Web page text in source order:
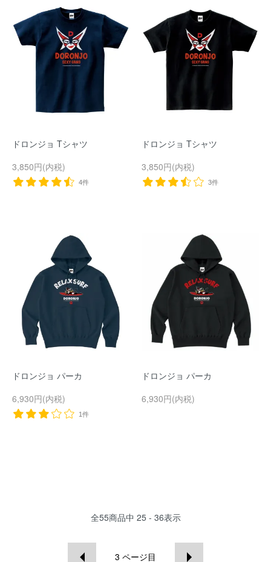
ドロンジョ Tシャツ
3,850円(内税)
4件
ドロンジョ Tシャツ
3,850円(内税)
3件
ドロンジョ パーカ
6,930円(内税)
1件
ドロンジョ パーカ
6,930円(内税)
全55商品中 25 - 36表示
3 ページ目